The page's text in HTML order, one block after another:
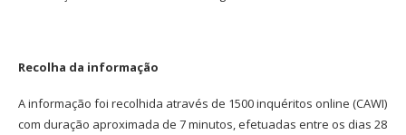
Recolha da informação
A informação foi recolhida através de 1500 inquéritos online (CAWI)
com duração aproximada de 7 minutos, efetuadas entre os dias 28